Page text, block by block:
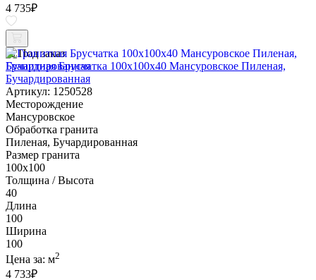
4 735₽
Под заказ
Гранитная Брусчатка 100х100x40 Мансуровское Пиленая,
Бучардированная
Артикул: 1250528
Месторождение
Мансуровское
Обработка гранита
Пиленая, Бучардированная
Размер гранита
100х100
Толщина / Высота
40
Длина
100
Ширина
100
Цена за: м2
4 733₽